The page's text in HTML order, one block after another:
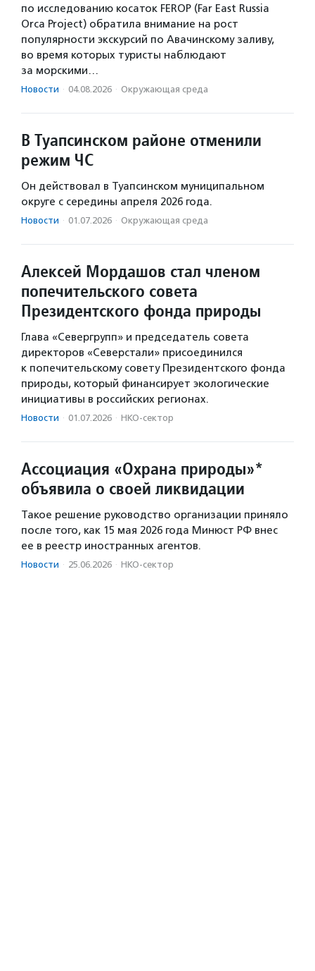
по исследованию косаток FEROP (Far East Russia
Orca Project) обратила внимание на рост
популярности экскурсий по Авачинскому заливу,
во время которых туристы наблюдают
за морскими…
Новости · 04.08.2026 · Окружающая среда
В Туапсинском районе отменили
режим ЧС
Он действовал в Туапсинском муниципальном
округе с середины апреля 2026 года.
Новости · 01.07.2026 · Окружающая среда
Алексей Мордашов стал членом
попечительского совета
Президентского фонда природы
Глава «Севергрупп» и председатель совета
директоров «Северстали» присоединился
к попечительскому совету Президентского фонда
природы, который финансирует экологические
инициативы в российских регионах.
Новости · 01.07.2026 · НКО-сектор
Ассоциация «Охрана природы»*
объявила о своей ликвидации
Такое решение руководство организации приняло
после того, как 15 мая 2026 года Минюст РФ внес
ее в реестр иностранных агентов.
Новости · 25.06.2026 · НКО-сектор